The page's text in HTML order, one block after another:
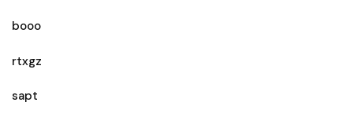
booo
rtxgz
sapt